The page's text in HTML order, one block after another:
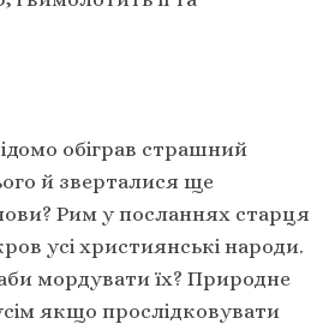
обіграв страшний
й зверталися ще
Рим у посланнях старця
усі християнські народи.
мордувати їх? Природне
якщо прослідковувати